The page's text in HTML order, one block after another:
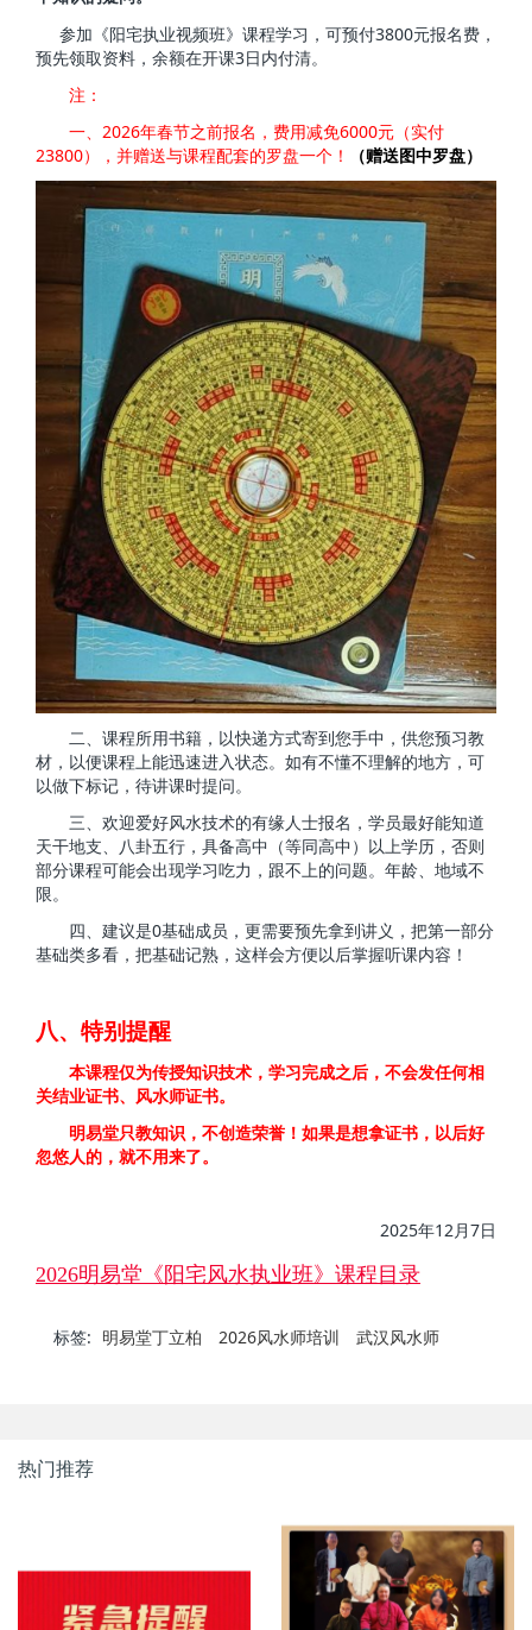
参加《阳宅执业视频班》课程学习，可预付3800元报名费，
预先领取资料，余额在开课3日内付清。
注：
一、 2026年春节之前报名，费用减免6000元（实付
23800），并赠送与课程配套的罗盘一个！ （赠送图中罗盘）
二、课程所用书籍，以快递方式寄到您手中，供您预习教
材，以便课程上能迅速进入状态。如有不懂不理解的地方，可
以做下标记，待讲课时提问。
三、欢迎爱好风水技术的有缘人士报名，学员最好能知道
天干地支、八卦五行，具备高中（等同高中）以上学历，否则
部分课程可能会出现学习吃力，跟不上的问题。年龄、地域不
限。
四、建议是0基础成员，更需要预先拿到讲义，把第一部分
基础类多看，把基础记熟，这样会方便以后掌握听课内容！
八、特别提醒
本课程仅为传授知识技术，学习完成之后，不会发任何相
关结业证书、风水师证书。
明易堂只教知识，不创造荣誉！如果是想拿证书，以后好
忽悠人的，就不用来了。
2025年12 月 7日
2026明易堂《阳宅风水执业班》课程目录
标签: 明易堂丁立柏 2026风水师培训 武汉风水师
热门推荐